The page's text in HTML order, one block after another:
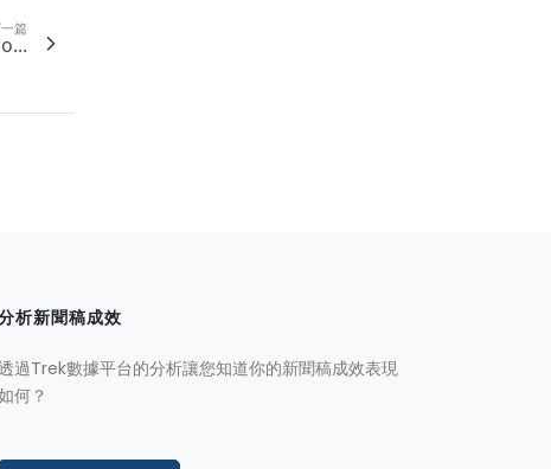
篇
析新聞稿成效
過Trek數據平台的分析讓您知道你的新聞稿成效表現
何？